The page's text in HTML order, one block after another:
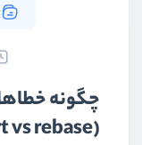
چگونه
(git reset vs revert vs rebase)